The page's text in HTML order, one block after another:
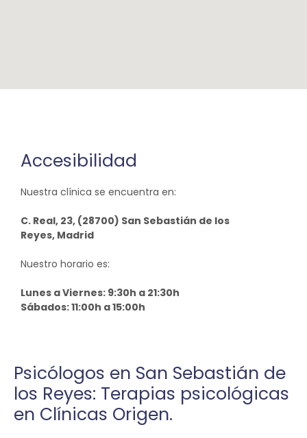
Accesibilidad
Nuestra clínica se encuentra en:
C. Real, 23, (28700) San Sebastián de los
Reyes, Madrid
Nuestro horario es:
Lunes a Viernes: 9:30h a 21:30h
Sábados: 11:00h a 15:00h
Psicólogos en San Sebastián de
los Reyes: Terapias psicológicas
en Clínicas Origen.